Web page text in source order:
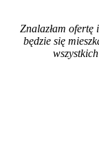
Znalazłam
będzie się